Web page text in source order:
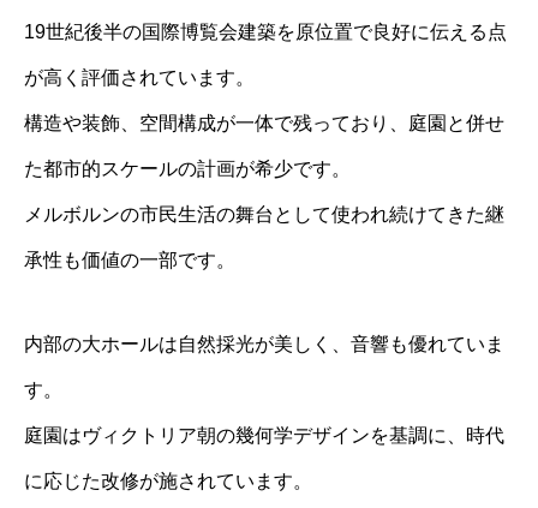
19世紀後半の国際博覧会建築を原位置で良好に伝える点
が高く評価されています。
構造や装飾、空間構成が一体で残っており、庭園と併せ
た都市的スケールの計画が希少です。
メルボルンの市民生活の舞台として使われ続けてきた継
承性も価値の一部です。
内部の大ホールは自然採光が美しく、音響も優れていま
す。
庭園はヴィクトリア朝の幾何学デザインを基調に、時代
に応じた改修が施されています。